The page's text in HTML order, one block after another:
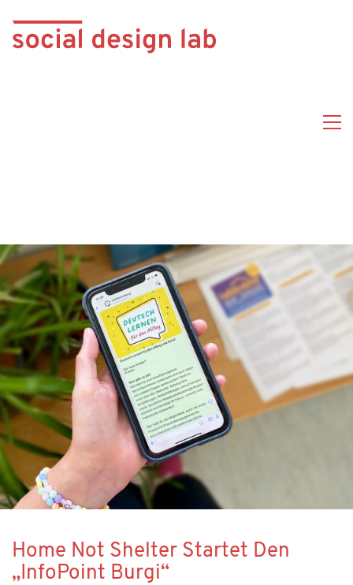
Home Not Shelter Startet Den
„InfoPoint Burgi“